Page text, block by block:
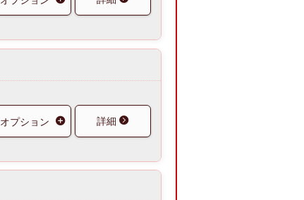
詳細
オプション